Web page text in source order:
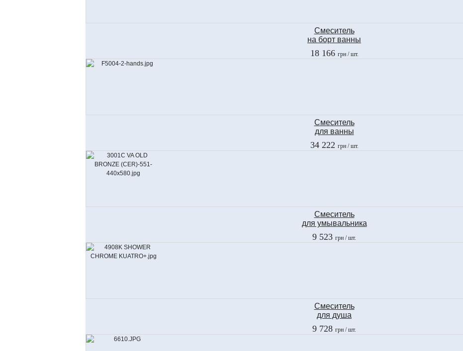
Смеситель
на борт ванны
Fima
LAMP
18 166 грн/ шт.
Смеситель
для ванны
Fima
OLIVIA CHIC
34 222 грн/ шт.
Смеситель
для умывальника
Ramon Soler
GAUDI
9 523 грн / шт.
Смеситель
для душа
Ramon Soler
KUATRO PLUS
9 728 грн / шт.